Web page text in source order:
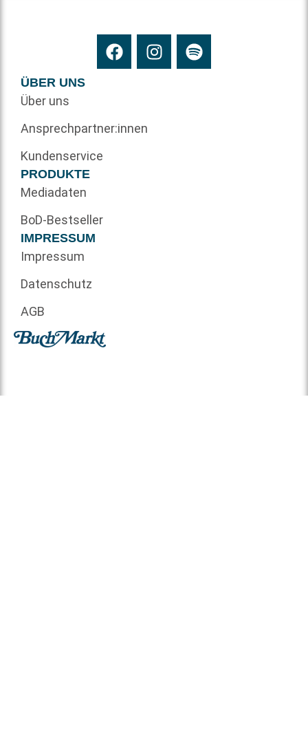
ÜBER UNS
Über uns
Ansprechpartner:innen
Kundenservice
PRODUKTE
Mediadaten
BoD-Bestseller
IMPRESSUM
Impressum
Datenschutz
AGB